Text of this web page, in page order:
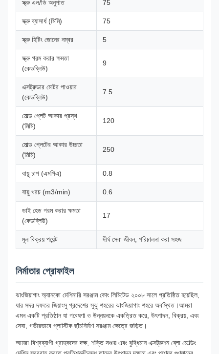
স্ক্রু এল/ডি অনুপাত 75
স্ক্রু ব্যাসার্ধ (মিমি) 75
স্ক্রু হিটিং জোনের নম্বর 5
স্ক্রু গরম করার ক্ষমতা
(কেডব্লিউ)
9
এক্সট্রুডার মোটর পাওয়ার
(কেডব্লিউ)
7.5
মোল্ড প্লেট আকার প্রস্থ
(মিমি)
120
মোল্ড প্লেটের আকার উচ্চতা
(মিমি)
250
বায়ু চাপ (এমপিএ) 0.8
বায়ু খরচ (m3/min) 0.6
ডাই হেড গরম করার ক্ষমতা
(কেডব্লিউ)
17
মূল বিক্রয় পয়েন্ট দীর্ঘ সেবা জীবন, পরিচালনা করা সহজ
নির্মাতার প্রোফাইল
ঝাংজিয়াগাং অ্যানকো মেশিনারি সরঞ্জাম কোং লিমিটেড ২০০৮ সালে প্রতিষ্ঠিত হয়েছিল,
যার সদর দফতর জিয়াংসু প্রদেশের সুঝু শহরের ঝাংজিয়াগাং শহরে অবস্থিত।আমরা
এমন একটি প্রতিষ্ঠান যা গবেষণা ও উন্নয়নকে একত্রিত করে, উৎপাদন, বিক্রয়, এবং
সেবা, গভীরভাবে প্লাস্টিক ছাঁচনির্মাণ সরঞ্জাম ক্ষেত্রে জড়িত।
আমরা বিশ্বব্যাপী গ্রাহকদের দক্ষ, শক্তি সঞ্চয় এবং বুদ্ধিমান এক্সট্রুশন ব্লো মোল্ডিং